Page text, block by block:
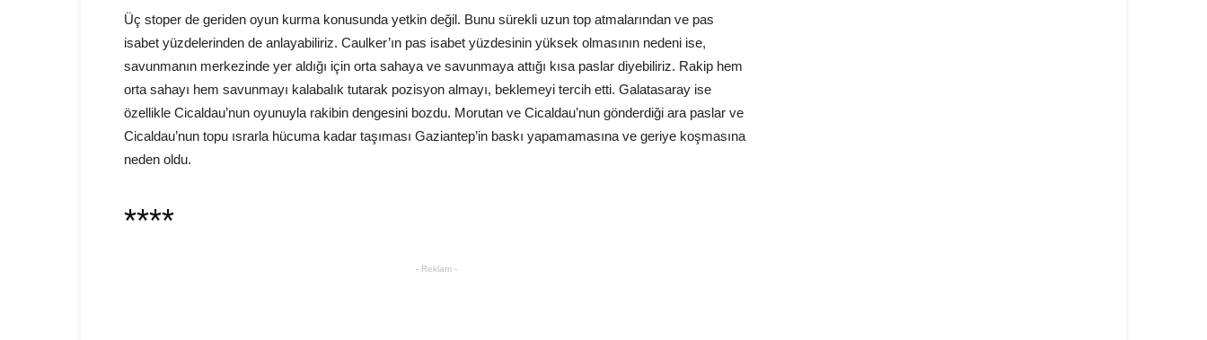
Üç stoper de geriden oyun kurma konusunda yetkin değil. Bunu sürekli uzun top atmalarından ve pas
isabet yüzdelerinden de anlayabiliriz. Caulker’ın pas isabet yüzdesinin yüksek olmasının nedeni ise,
savunmanın merkezinde yer aldığı için orta sahaya ve savunmaya attığı kısa paslar diyebiliriz. Rakip hem
orta sahayı hem savunmayı kalabalık tutarak pozisyon almayı, beklemeyi tercih etti. Galatasaray ise
özellikle Cicaldau’nun oyunuyla rakibin dengesini bozdu. Morutan ve Cicaldau’nun gönderdiği ara paslar ve
Cicaldau’nun topu ısrarla hücuma kadar taşıması Gaziantep’in baskı yapamamasına ve geriye koşmasına
neden oldu.
****
- Reklam -